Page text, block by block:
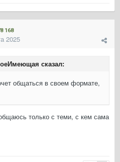
168
2025
сказал:
общаться в своем формате,
только с теми, с кем сама